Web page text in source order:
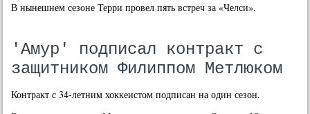
В нынешнем сезоне Терри провел пять встреч за «Челси».
'Амур' подписал контракт с
защитником Филиппом Метлюком
Контракт с 34-летним хоккеистом подписан на один сезон.